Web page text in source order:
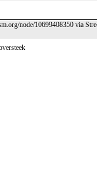
node/10699408350 via